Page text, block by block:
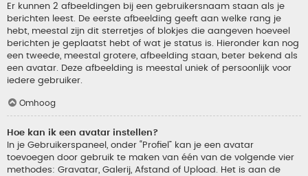
Er kunnen 2 afbeeldingen bij een gebruikersnaam staan als je
berichten leest. De eerste afbeelding geeft aan welke rang je
hebt, meestal zijn dit sterretjes of blokjes die aangeven hoeveel
berichten je geplaatst hebt of wat je status is. Hieronder kan nog
een tweede, meestal grotere, afbeelding staan, beter bekend als
een avatar. Deze afbeelding is meestal uniek of persoonlijk voor
iedere gebruiker.
Omhoog
Hoe kan ik een avatar instellen?
In je Gebruikerspaneel, onder “Profiel” kan je een avatar
toevoegen door gebruik te maken van één van de volgende vier
methodes: Gravatar, Galerij, Afstand of Upload. Het is aan de